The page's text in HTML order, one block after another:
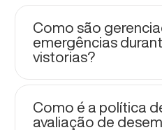
Como são
emergências
vistorias?
Como é a política
avaliação de